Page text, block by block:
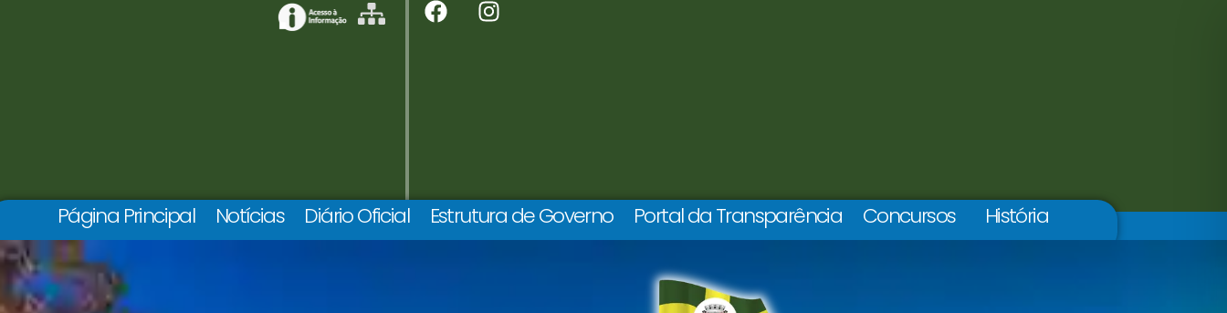
Página Principal Notícias Diário Oficial Estrutura de Governo Portal da Transparência Concursos História